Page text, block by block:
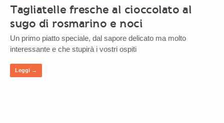
Tagliatelle fresche al cioccolato al
sugo di rosmarino e noci
Un primo piatto speciale, dal sapore delicato ma molto
interessante e che stupirà i vostri ospiti
Leggi →